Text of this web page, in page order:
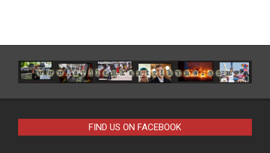
FIND US ON FACEBOOK